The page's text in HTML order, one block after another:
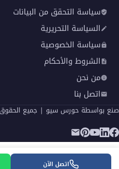
سياسة التحقق من البيانات
السياسة التحريرية
سياسة الخصوصية
الشروط والأحكام
من نحن
اتصل بنا
صنع بواسطة حورس سيو | جميع الحقوق
اتصل الآن